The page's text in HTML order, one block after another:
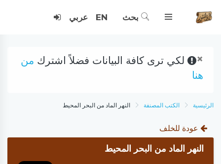
بحث EN عربي
× لكي ترى كافة البيانات فضلاً اشترك من
هنا
الرئيسية الكتب المصنفة النهر الماد من البحر المحيط
عودة للخلف
النهر الماد من البحر المحيط